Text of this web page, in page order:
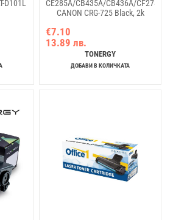
D101L
CE285A/CB435A/CB436A/CF278A
CANON CRG-725 Black, 2k
€7.10
13.89 лв.
TONERGY
ДОБАВИ В КОЛИЧКАТА